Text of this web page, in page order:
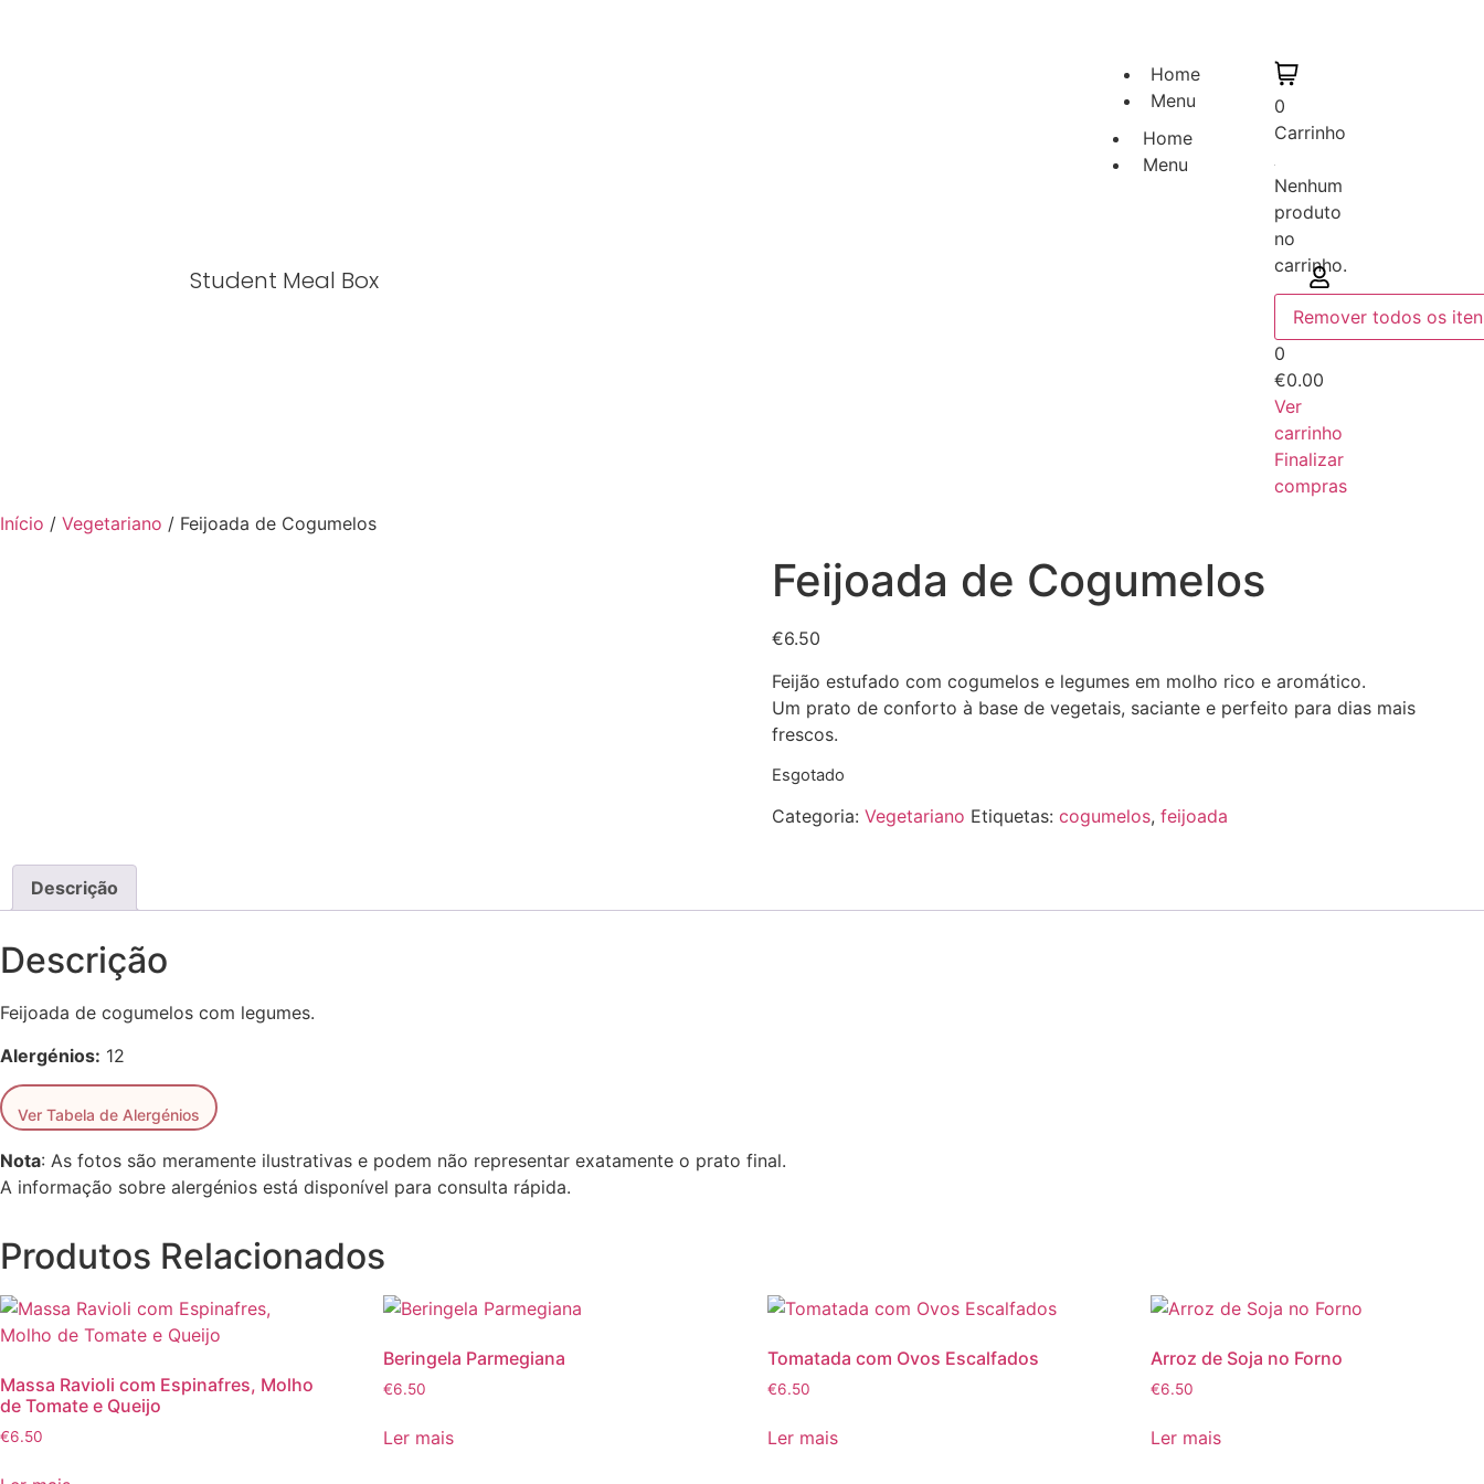
Student Meal Box
Home
Menu
Home
Menu
0
Carrinho
Nenhum
produto
no
carrinho.
Remover todos os
0
€0.00
Ver
carrinho
Finalizar
compras
Início / Vegetariano / Feijoada de Cogumelos
Feijoada de Cogumelos
€6.50
Feijão estufado com cogumelos e legumes em molho rico e aromático.
Um prato de conforto à base de vegetais, saciante e perfeito para dias mais
frescos.
Esgotado
Categoria: Vegetariano Etiquetas: cogumelos, feijoada
Descrição
Descrição
Feijoada de cogumelos com legumes.
Alergénios: 12
Ver Tabela de Alergénios
Nota: As fotos são meramente ilustrativas e podem não representar exatamente o prato final.
A informação sobre alergénios está disponível para consulta rápida.
Produtos Relacionados
Massa Ravioli com Espinafres, Molho
de Tomate e Queijo
€6.50
Beringela Parmegiana
€6.50
Ler mais
Tomatada com Ovos Escalfados
€6.50
Ler mais
Arroz de Soja no Forno
€6.50
Ler mais